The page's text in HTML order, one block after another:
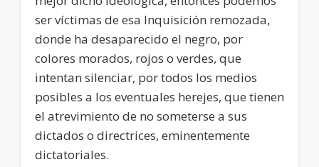
ser víctimas de esa Inquisición remozada,
donde ha desaparecido el negro, por
colores morados, rojos o verdes, que
intentan silenciar, por todos los medios
posibles a los eventuales herejes, que tienen
el atrevimiento de no someterse a sus
dictados o directrices, eminentemente
dictatoriales.